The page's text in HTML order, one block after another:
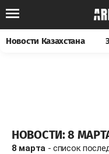
Новости Казахстана
НОВОСТИ: 8
8 марта - список